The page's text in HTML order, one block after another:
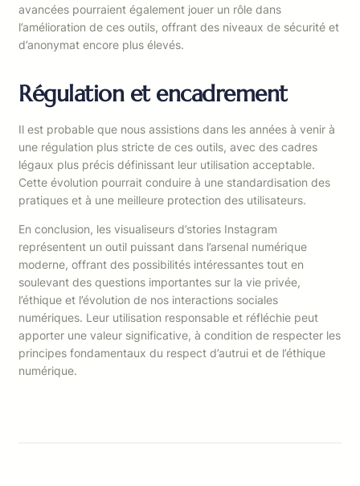
avancées pourraient également jouer un rôle dans
l’amélioration de ces outils, offrant des niveaux de sécurité et
d’anonymat encore plus élevés.
Régulation et encadrement
Il est probable que nous assistions dans les années à venir à
une régulation plus stricte de ces outils, avec des cadres
légaux plus précis définissant leur utilisation acceptable.
Cette évolution pourrait conduire à une standardisation des
pratiques et à une meilleure protection des utilisateurs.
En conclusion, les visualiseurs d’stories Instagram
représentent un outil puissant dans l’arsenal numérique
moderne, offrant des possibilités intéressantes tout en
soulevant des questions importantes sur la vie privée,
l’éthique et l’évolution de nos interactions sociales
numériques. Leur utilisation responsable et réfléchie peut
apporter une valeur significative, à condition de respecter les
principes fondamentaux du respect d’autrui et de l’éthique
numérique.